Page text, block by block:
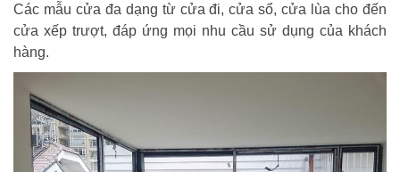
Các mẫu cửa đa dạng từ cửa đi, cửa sổ, cửa lùa cho đến
cửa xếp trượt, đáp ứng mọi nhu cầu sử dụng của khách
hàng.